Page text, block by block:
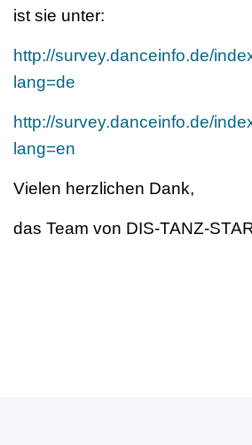
ist sie unter:
http://survey.danceinfo.de/
lang=de
http://survey.danceinfo.de/
lang=en
Vielen herzlichen Dank,
das Team von DIS-TANZ-